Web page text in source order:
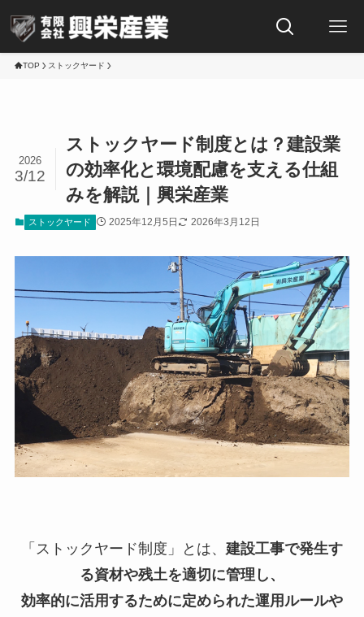
TOP ストックヤード
ストックヤード制度とは？建設業
の効率化と環境配慮を支える仕組
みを解説｜興栄産業
2026
3/12
ストックヤード 2025年12月5日 2026年3月12日
「ストックヤード制度」とは、 建設工事で発生す
る資材や残土を適切に管理し、
効率的に活用するために定められた運用ルールや